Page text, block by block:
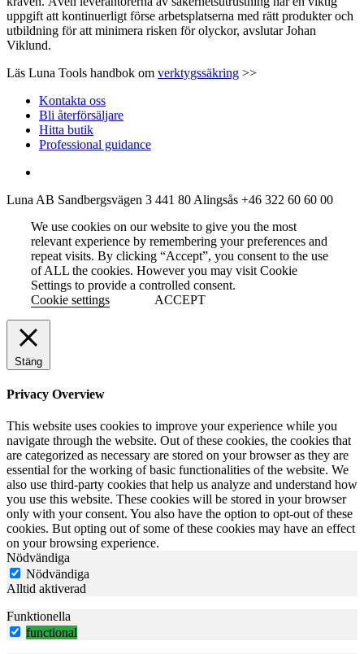
uppgift att kontinuerligt förse arbetsplatserna med rätt produkter och
utbildning för att minimera risken för olyckor, avslutar Johan
Viklund.
Läs Luna Tools handbok om verktygssäkring >>
Kontakta oss
Bli återförsäljare
Hitta butik
Professional guidance
Luna AB Sandbergsvägen 3 441 80 Alingsås +46 322 60 60 00
We use cookies on our website to give you the most
relevant experience by remembering your preferences and
repeat visits. By clicking “Accept”, you consent to the use
of ALL the cookies. However you may visit Cookie
Settings to provide a controlled consent.
Cookie settings
ACCEPT
Stäng
Privacy Overview
This website uses cookies to improve your experience while you
navigate through the website. Out of these cookies, the cookies that
are categorized as necessary are stored on your browser as they are
essential for the working of basic functionalities of the website. We
also use third-party cookies that help us analyze and understand how
you use this website. These cookies will be stored in your browser
only with your consent. You also have the option to opt-out of these
cookies. But opting out of some of these cookies may have an effect
on your browsing experience.
Nödvändiga
Nödvändiga
Alltid aktiverad
Funktionella
functional